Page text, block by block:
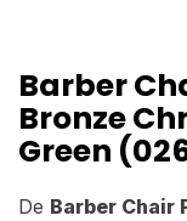
Barber
Bronze
Green
De Barber Chair